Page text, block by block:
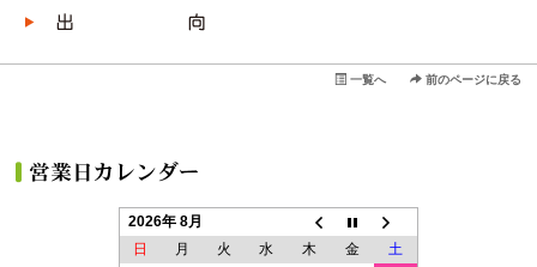
一覧へ 前のページに戻る
2026年 8月
日
月 火 水 木 金
土